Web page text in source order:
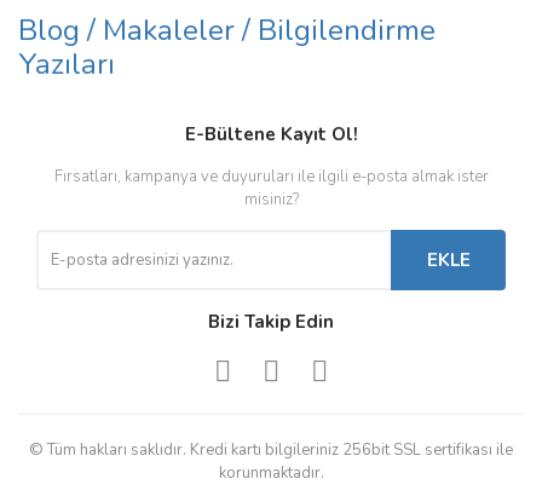
Blog / Makaleler / Bilgilendirme
Yazıları
E-Bültene Kayıt Ol!
Fırsatları, kampanya ve duyuruları ile ilgili e-posta almak ister
misiniz?
EKLE
Bizi Takip Edin
© Tüm hakları saklıdır. Kredi kartı bilgileriniz 256bit SSL sertifikası ile
korunmaktadır.